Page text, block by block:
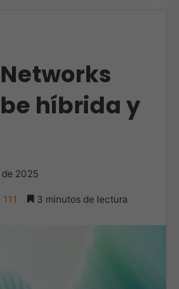
híbrida y
2025
111 3 minutos de lectura